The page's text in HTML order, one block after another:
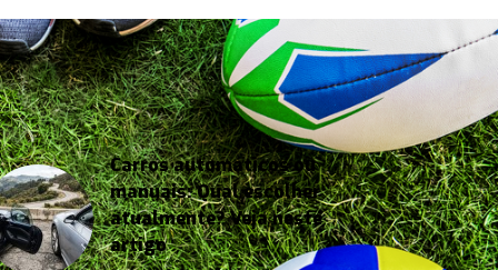
Carros automáticos ou
manuais: Qual escolher
atualmente? Veja neste
artigo